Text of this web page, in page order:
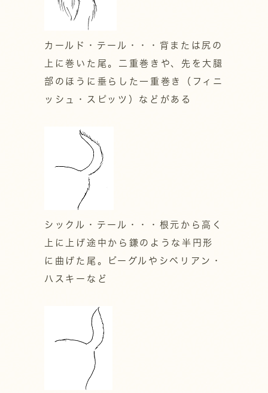
カールド・テール・・・背または尻の
上に巻いた尾。二重巻きや、先を大腿
部のほうに垂らした一重巻き（フィニ
ッシュ・スピッツ）などがある
シックル・テール・・・根元から高く
上に上げ途中から鎌のような半円形
に曲げた尾。ビーグルやシベリアン・
ハスキーなど